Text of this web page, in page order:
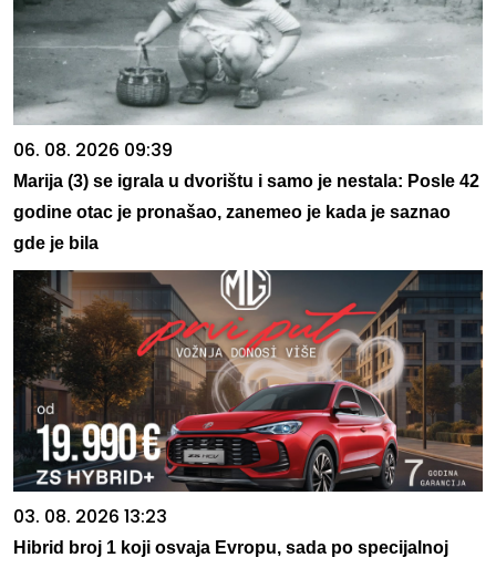
06. 08. 2026 09:39
Marija (3) se igrala u dvorištu i samo je nestala: Posle 42
godine otac je pronašao, zanemeo je kada je saznao
gde je bila
03. 08. 2026 13:23
Hibrid broj 1 koji osvaja Evropu, sada po specijalnoj